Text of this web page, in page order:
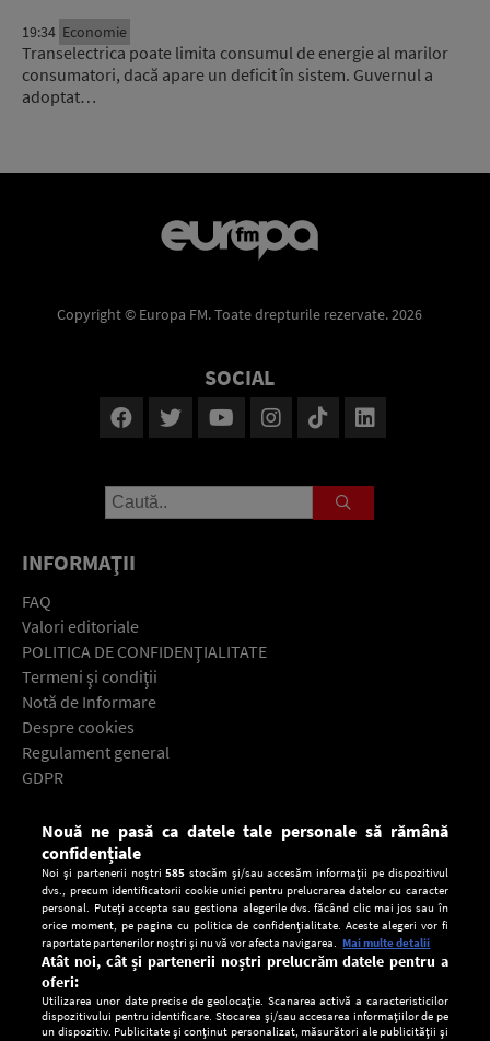
19:34 Economie
Transelectrica poate limita consumul de energie al marilor
consumatori, dacă apare un deficit în sistem. Guvernul a
adoptat…
Copyright © Europa FM. Toate drepturile rezervate. 2026
SOCIAL
INFORMAŢII
FAQ
Valori editoriale
POLITICA DE CONFIDENŢIALITATE
Termeni şi condiţii
Notă de Informare
Despre cookies
Regulament general
GDPR
Descarcă gratuit aplicaţia Europa FM pentru smartphone:
Nouă ne pasă ca datele tale personale să rămână
confidențiale
Noi și partenerii noștri585 stocăm și/sau accesăm informații pe dispozitivul
dvs., precum identificatorii cookie unici pentru prelucrarea datelor cu caracter
personal. Puteți accepta sau gestiona alegerile dvs. făcând clic mai jos sau în
orice moment, pe pagina cu politica de confidențialitate. Aceste alegeri vor fi
raportate partenerilor noștri și nu vă vor afecta navigarea. Mai multe detalii
Atât noi, cât și partenerii noștri prelucrăm datele pentru a
oferi:
Utilizarea unor date precise de geolocație. Scanarea activă a caracteristicilor
dispozitivului pentru identificare. Stocarea și/sau accesarea informațiilor de pe
un dispozitiv. Publicitate și conținut personalizat, măsurători ale publicității și